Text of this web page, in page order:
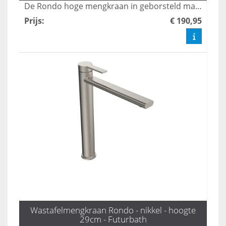
De Rondo hoge mengkraan in geborsteld mat goud voegt een stijlvolle en luxe uitstraling toe aan uw badkamer. Deze hoogwaardige kraan combineert functionaliteit met een modern design, waardoor het een perfecte keuze is voor elke eigentijdse ruimte. Transformeer uw badkamer met de elegante afwerking en de gebruiksvriendelijke bediening van deze unieke kraan.
Prijs: € 190,95
Wastafelmengkraan Rondo - nikkel - hoogte
29cm - Futurbath